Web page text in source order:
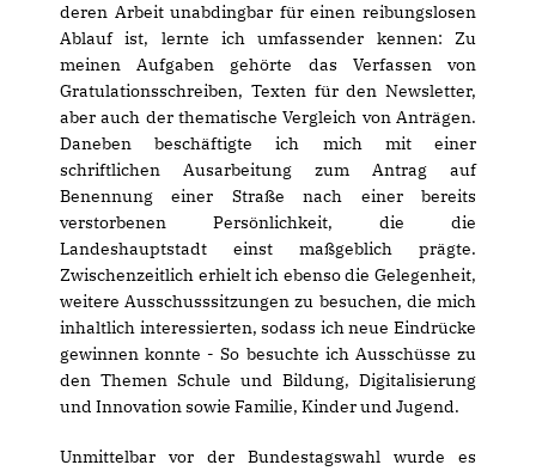
deren Arbeit unabdingbar für einen reibungslosen
Ablauf ist, lernte ich umfassender kennen: Zu
meinen Aufgaben gehörte das Verfassen von
Gratulationsschreiben, Texten für den Newsletter,
aber auch der thematische Vergleich von Anträgen.
Daneben beschäftigte ich mich mit einer
schriftlichen Ausarbeitung zum Antrag auf
Benennung einer Straße nach einer bereits
verstorbenen Persönlichkeit, die die
Landeshauptstadt einst maßgeblich prägte.
Zwischenzeitlich erhielt ich ebenso die Gelegenheit,
weitere Ausschusssitzungen zu besuchen, die mich
inhaltlich interessierten, sodass ich neue Eindrücke
gewinnen konnte - So besuchte ich Ausschüsse zu
den Themen Schule und Bildung, Digitalisierung
und Innovation sowie Familie, Kinder und Jugend.
Unmittelbar vor der Bundestagswahl wurde es